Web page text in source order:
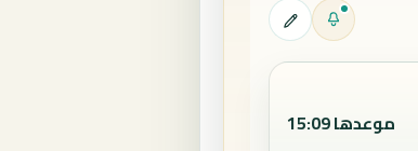
موعدها 15:09